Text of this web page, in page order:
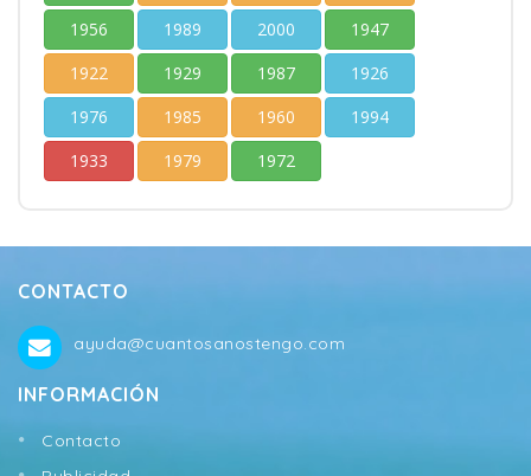
1956
1989 2000
1947
1922
1929 1987
1926
1976
1985 1960
1994
1933
1979 1972
CONTACTO
ayuda@cuantosanostengo.com
INFORMACIÓN
Contacto